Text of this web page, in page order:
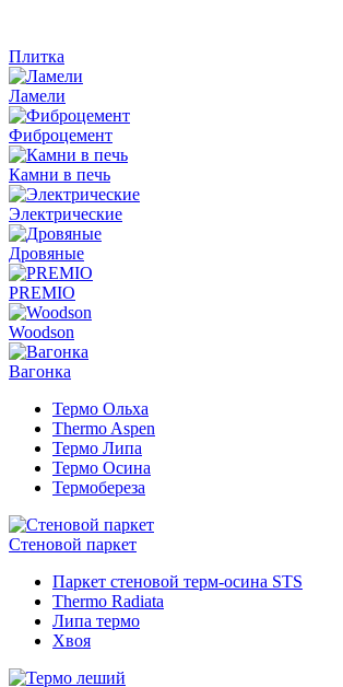
Плитка
Ламели
Фиброцемент
Камни в печь
Электрические
Дровяные
PREMIO
Woodson
Вагонка
Термо Ольха
Thermo Aspen
Термо Липа
Термо Осина
Термобереза
Стеновой паркет
Паркет стеновой терм-осина STS
Thermo Radiata
Липа термо
Хвоя